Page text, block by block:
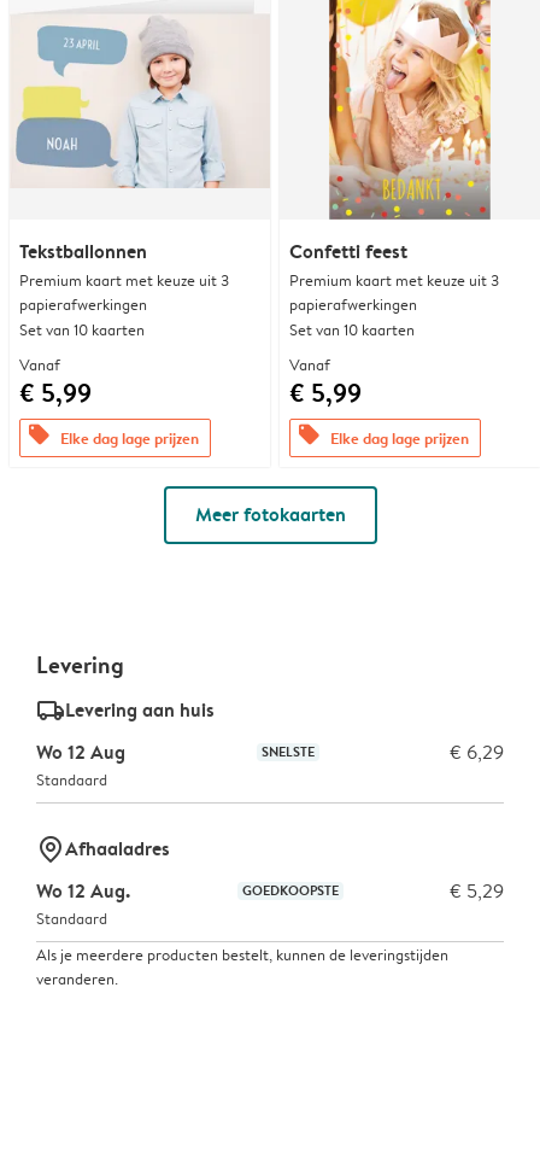
Tekstballonnen
Premium kaart met keuze uit 3
papierafwerkingen
Set van 10 kaarten
Vanaf
€ 5,99
offers Elke dag lage prijzen
Confetti feest
Premium kaart met keuze uit 3
papierafwerkingen
Set van 10 kaarten
Vanaf
€ 5,99
offers Elke dag lage prijzen
Meer fotokaarten
Levering
delivery_standard_v2Levering aan huis
Wo 12 Aug
SNELSTE € 6,29
Standaard
marker-pinAfhaaladres
Wo 12 Aug.
GOEDKOOPSTE € 5,29
Standaard
Als je meerdere producten bestelt, kunnen de leveringstijden
veranderen.